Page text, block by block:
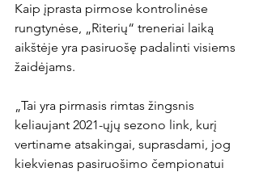
Kaip įprasta pirmose kontrolinėse
rungtynėse, „Riterių“ treneriai laiką
aikštėje yra pasiruošę padalinti visiems
žaidėjams.
„Tai yra pirmasis rimtas žingsnis
keliaujant 2021-ųjų sezono link, kurį
vertiname atsakingai, suprasdami, jog
kiekvienas pasiruošimo čempionatui